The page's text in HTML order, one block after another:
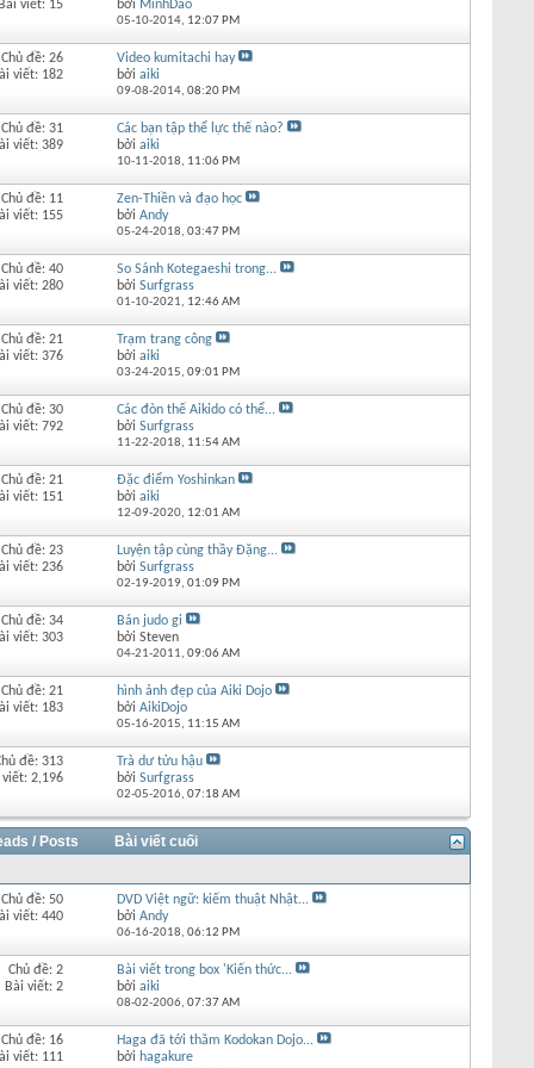
Bài viết: 15
bởi MinhDao
05-10-2014, 12:07 PM
Chủ đề: 26
viết: 182
Video kumitachi hay
bởi aiki
09-08-2014, 08:20 PM
Chủ đề: 31
viết: 389
Các bạn tập thể lực thế nào?
bởi aiki
10-11-2018, 11:06 PM
Chủ đề: 11
viết: 155
Zen-Thiền và đạo học
bởi Andy
05-24-2018, 03:47 PM
Chủ đề: 40
viết: 280
So Sánh Kotegaeshi trong...
bởi Surfgrass
01-10-2021, 12:46 AM
Chủ đề: 21
viết: 376
Trạm trang công
bởi aiki
03-24-2015, 09:01 PM
Chủ đề: 30
viết: 792
Các đòn thế Aikido có thể...
bởi Surfgrass
11-22-2018, 11:54 AM
Chủ đề: 21
viết: 151
Đặc điểm Yoshinkan
bởi aiki
12-09-2020, 12:01 AM
Chủ đề: 23
viết: 236
Luyện tập cùng thầy Đặng...
bởi Surfgrass
02-19-2019, 01:09 PM
Chủ đề: 34
viết: 303
Bán judo gi
bởi Steven
04-21-2011, 09:06 AM
Chủ đề: 21
viết: 183
hình ảnh đẹp của Aiki Dojo
bởi AikiDojo
05-16-2015, 11:15 AM
đề: 313
viết: 2,196
Trà dư tửu hậu
bởi Surfgrass
02-05-2016, 07:18 AM
/ Posts
Bài viết cuối
Chủ đề: 50
viết: 440
DVD Việt ngữ: kiếm thuật Nhật...
bởi Andy
06-16-2018, 06:12 PM
Chủ đề: 2
Bài viết: 2
Bài viết trong box 'Kiến thức...
bởi aiki
08-02-2006, 07:37 AM
Chủ đề: 16
viết: 111
Haga đã tới thăm Kodokan Dojo...
bởi hagakure